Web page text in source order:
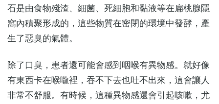
石是由食物殘渣、細菌、死細胞和黏液等在扁桃腺隱
窩內積聚形成的，這些物質在密閉的環境中發酵，產
生了惡臭的氣體。
除了口臭，患者還可能會感到咽喉有異物感。就好像
有東西卡在喉嚨裡，吞不下去也吐不出來，這會讓人
非常不舒服。有時候，這種異物感還會引起咳嗽，尤